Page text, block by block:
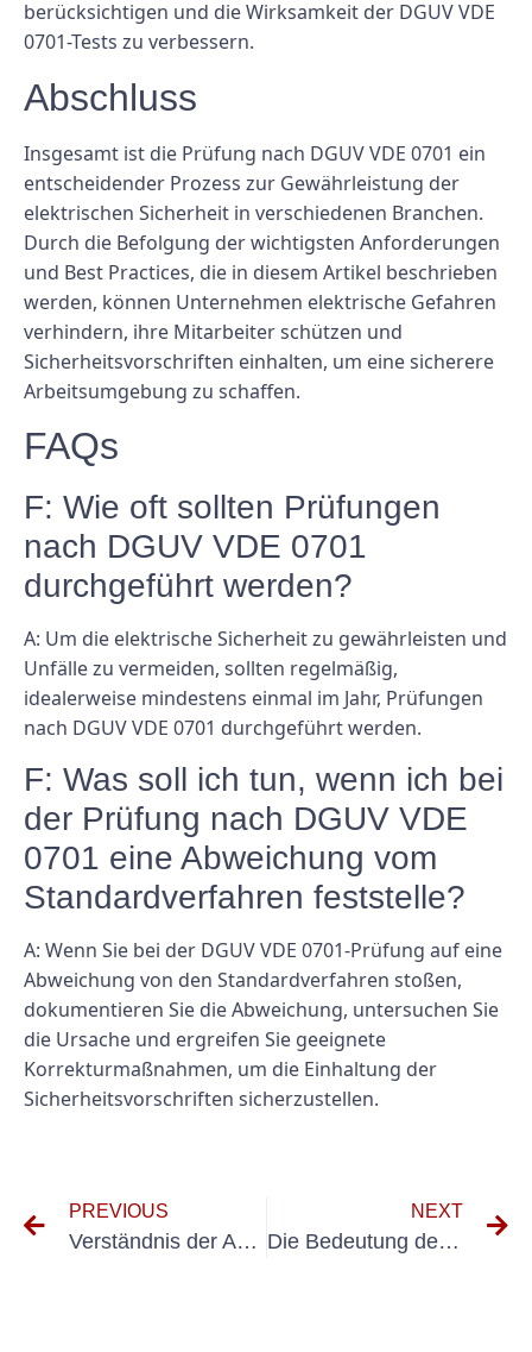
berücksichtigen und die Wirksamkeit der DGUV VDE
0701-Tests zu verbessern.
Abschluss
Insgesamt ist die Prüfung nach DGUV VDE 0701 ein
entscheidender Prozess zur Gewährleistung der
elektrischen Sicherheit in verschiedenen Branchen.
Durch die Befolgung der wichtigsten Anforderungen
und Best Practices, die in diesem Artikel beschrieben
werden, können Unternehmen elektrische Gefahren
verhindern, ihre Mitarbeiter schützen und
Sicherheitsvorschriften einhalten, um eine sicherere
Arbeitsumgebung zu schaffen.
FAQs
F: Wie oft sollten Prüfungen
nach DGUV VDE 0701
durchgeführt werden?
A: Um die elektrische Sicherheit zu gewährleisten und
Unfälle zu vermeiden, sollten regelmäßig,
idealerweise mindestens einmal im Jahr, Prüfungen
nach DGUV VDE 0701 durchgeführt werden.
F: Was soll ich tun, wenn ich bei
der Prüfung nach DGUV VDE
0701 eine Abweichung vom
Standardverfahren feststelle?
A: Wenn Sie bei der DGUV VDE 0701-Prüfung auf eine
Abweichung von den Standardverfahren stoßen,
dokumentieren Sie die Abweichung, untersuchen Sie
die Ursache und ergreifen Sie geeignete
Korrekturmaßnahmen, um die Einhaltung der
Sicherheitsvorschriften sicherzustellen.
PREVIOUS
Verständnis der Anforderungen für elektrische Prüfungen im öffentlichen Raum
NEXT
Die Bedeutung der Erstprüfung für die Sicherheit von ortsveränderlichen elektrischen Betriebsmitteln